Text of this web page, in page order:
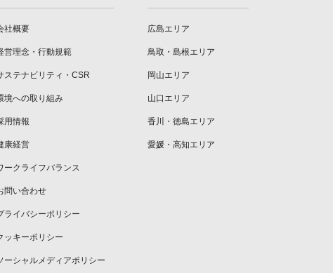
社概要
営理念・行動規範
ステナビリティ・CSR
境への取り組み
用情報
康経営
ークライフバランス
問い合わせ
ライバシーポリシー
ッキーポリシー
ーシャルメディアポリシー
広島エリア
鳥取・島根エリア
岡山エリア
山口エリア
香川・徳島エリア
愛媛・高知エリア